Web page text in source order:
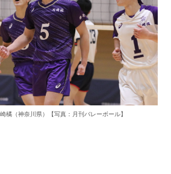
橘（神奈川県）【写真：月刊バレーボール】